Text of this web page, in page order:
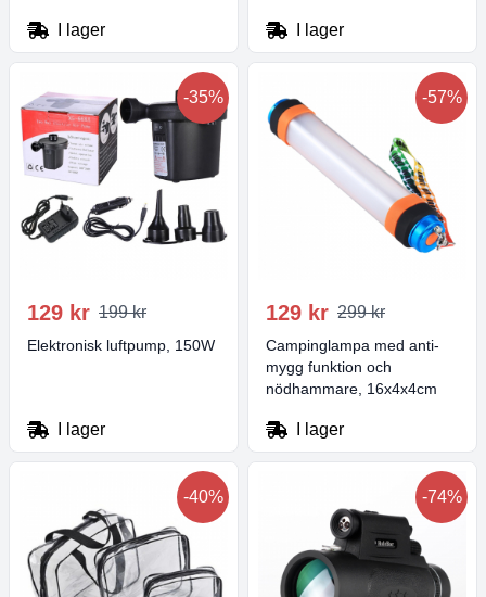
I lager I lager
-35%
129 kr 199 kr
Elektronisk luftpump, 150W
I lager
-57%
129 kr 299 kr
Campinglampa med anti-
mygg funktion och
nödhammare, 16x4x4cm
I lager
-40% -74%